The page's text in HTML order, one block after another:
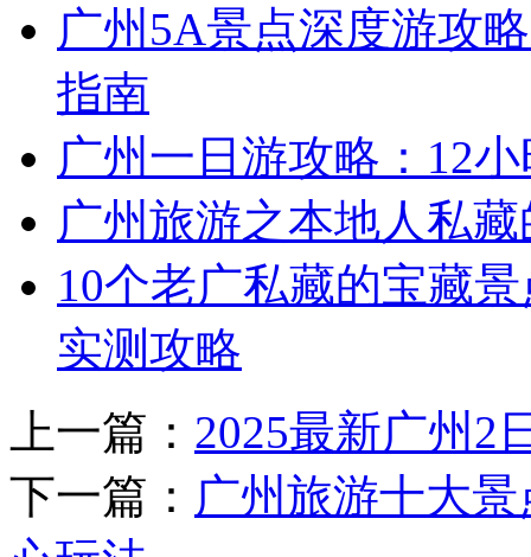
广州5A景点深度游攻
指南
广州一日游攻略：12
广州旅游之本地人私
10个老广私藏的宝藏
实测攻略
上一篇： 2025最新广州2
下一篇： 广州旅游十大